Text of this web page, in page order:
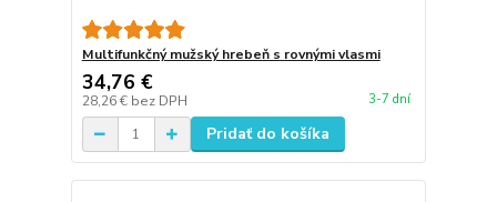
Multifunkčný mužský hrebeň s rovnými vlasmi
34,76 €
28,26 € bez DPH 3-7 dní
Pridať do košíka